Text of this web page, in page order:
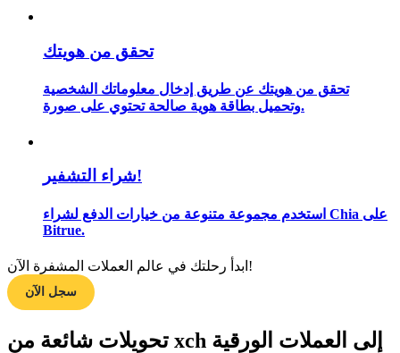
دليل المبتدئين للعقود الآجلة
استراتيجيات التداول
تحقق من هويتك
تحقق من هويتك عن طريق إدخال معلوماتك الشخصية
وتحميل بطاقة هوية صالحة تحتوي على صورة.
شراء التشفير!
استخدم مجموعة متنوعة من خيارات الدفع لشراء Chia على
Bitrue.
ابدأ رحلتك في عالم العملات المشفرة الآن!
سجل الآن
تحويلات شائعة من xch إلى العملات الورقية